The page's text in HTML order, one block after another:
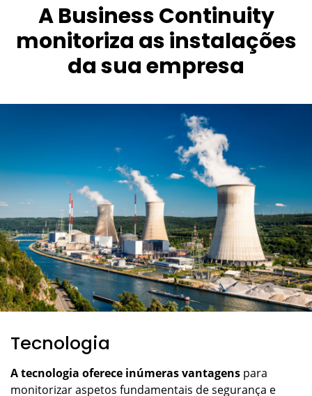
A Business Continuity
monitoriza as instalações
da sua empresa
Tecnologia
A tecnologia oferece inúmeras vantagens para
monitorizar aspetos fundamentais de segurança e